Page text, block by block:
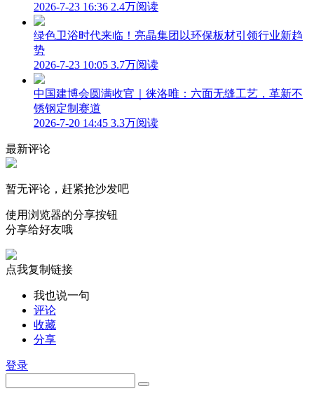
2026-7-23 16:36 2.4万阅读
绿色卫浴时代来临！亮晶集团以环保板材引领行业新趋
势
2026-7-23 10:05 3.7万阅读
中国建博会圆满收官｜徕洛唯：六面无缝工艺，革新不
锈钢定制赛道
2026-7-20 14:45 3.3万阅读
最新评论
暂无评论，赶紧抢沙发吧
使用浏览器的分享按钮
分享给好友哦
点我复制链接
我也说一句
评论
收藏
分享
登录